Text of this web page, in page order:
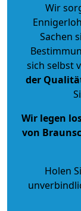
Wir
Sachen
sich selbst
der
Wir legen
von
Holen